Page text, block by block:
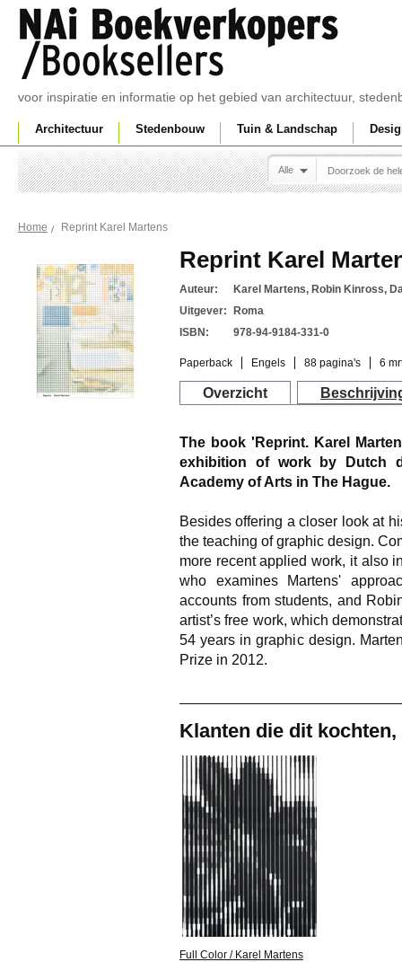
voor inspiratie en informatie op het gebied van architectuur,
Architectuur Stedenbouw Tuin & Landschap
Alle
Home Reprint Karel Martens
Reprint Karel
Auteur:
Karel Martens, Robin Kinross,
Uitgever:
Roma
ISBN:
978-94-9184-331-0
Paperback Engels 88 pagina's 6
Overzicht
The book 'Reprint. Karel
exhibition of work by Dutch
Academy of Arts in The Hague.
Besides offering a closer look at
the teaching of graphic design.
more recent applied work, it also
who examines Martens'
accounts from students, and
artist’s free work, which
54 years in graphic design.
Prize in 2012.
Klanten die dit
Full Color / Karel Martens